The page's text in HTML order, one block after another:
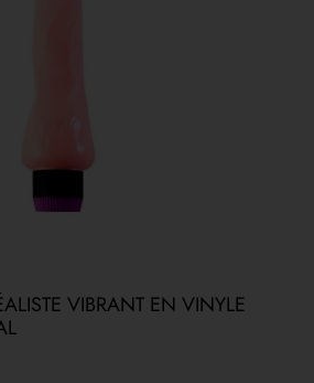
VIBRANT EN VINYLE